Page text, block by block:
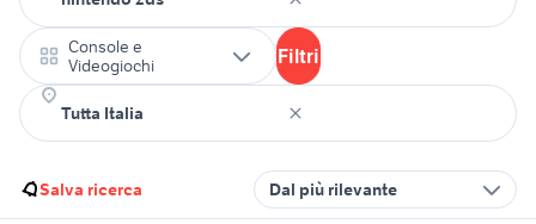
Console e
Videogiochi
Filtri
Salva ricerca Dal più rilevante